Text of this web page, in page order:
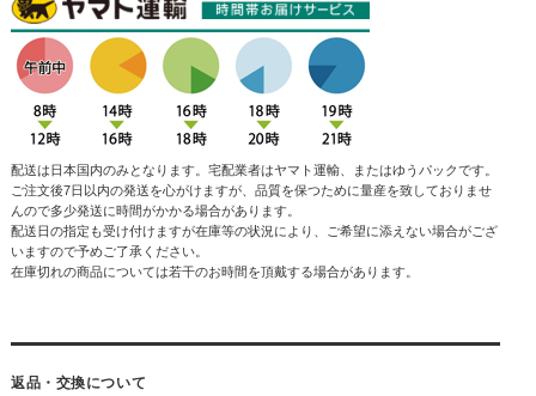
配送は日本国内のみとなります。宅配業者はヤマト運輸、またはゆうパックです。
ご注文後7日以内の発送を心がけますが、品質を保つために量産を致しておりませ
んので多少発送に時間がかかる場合があります。
配送日の指定も受け付けますが在庫等の状況により、ご希望に添えない場合がござ
いますので予めご了承ください。
在庫切れの商品については若干のお時間を頂戴する場合があります。
返品・交換について